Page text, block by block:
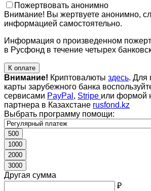
Пожертвовать анонимно
Внимание! Вы жертвуете анонимно,
информацией самостоятельно.
Информация о произведенном
в Русфонд в течение четырех
К оплате
Внимание! Криптовалюты здесь. Для
карты зарубежного банка
сервисами PayPal , Stripe или формой
партнера в Казахстане rusfond.kz
Выбрать программу помощи:
500
1000
2000
3000
Другая сумма
₽